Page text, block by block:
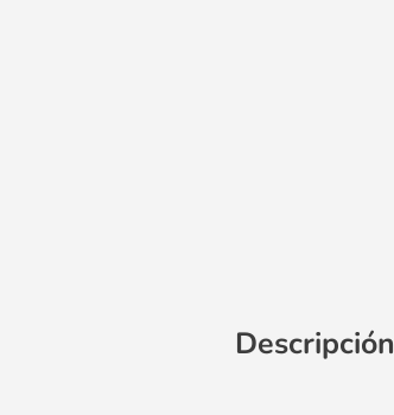
Descripción